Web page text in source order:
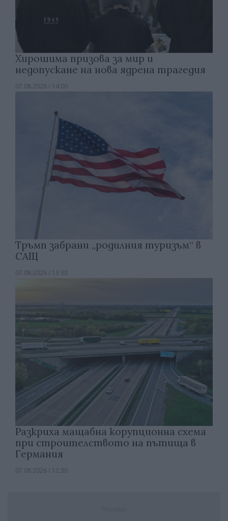
Хирошима призова за мир и
недопускане на нова ядрена трагедия
07.08.2026 / 14:00
Тръмп забрани „родилния туризъм“ в
САЩ
07.08.2026 / 13:30
Разкриха мащабна корупционна схема
при строителството на пътища в
Германия
07.08.2026 / 12:30